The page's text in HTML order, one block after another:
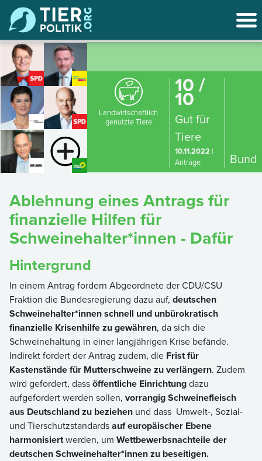
Landwirtschaftlich
genutzte Tiere
10 /
10
Gut für
Tiere
10.11.2022 |
Anträge
Bund
Ablehnung eines Antrags für
finanzielle Hilfen für
Schweinehalter*innen - Dafür
Hintergrund
In einem Antrag fordern Abgeordnete der CDU/CSU
Fraktion die Bundesregierung dazu auf, deutschen
Schweinehalter*innen schnell und unbürokratisch
finanzielle Krisenhilfe zu gewähren, da sich die
Schweinehaltung in einer langjährigen Krise befände.
Indirekt fordert der Antrag zudem, die Frist für
Kastenstände für Mutterschweine zu verlängern. Zudem
wird gefordert, dassöffentliche Einrichtungdazu
aufgefordert werden sollen, vorrangig Schweinefleisch
aus Deutschland zu beziehen und dass Umwelt-, Sozial-
und Tierschutzstandardsauf europäischer Ebene
harmonisiertwerden, um Wettbewerbsnachteile der
deutschen Schweinehalter*innen zu beseitigen.